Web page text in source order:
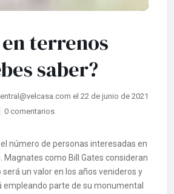
terrenos
saber?
el 22 de junio de 2021
0 comentarios
número de personas interesadas en
Magnates como Bill Gates consideran
un valor en los años venideros y
empleando parte de su monumental